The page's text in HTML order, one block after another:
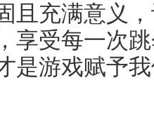
且充满意义
享受每一次
是游戏赋予